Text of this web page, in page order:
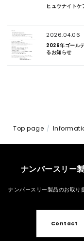
ヒュウナイト
2026.04.06
2026年ゴール
るお知らせ
Top page
ナンバースリー
ナンバースリー製品のお取り
Contact